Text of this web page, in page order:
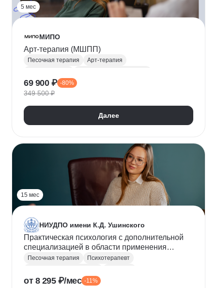
5 мес
МИПО
Арт-терапия (МШПП)
Песочная терапия
Арт-терапия
Терапия депрессии
69 900 ₽ -80%
349 500 ₽
Далее
15 мес
НИУДПО имени К.Д. Ушинского
Практическая психология с дополнительной
специализацией в области применения
психотерапевтических технологий (1840ч)
Песочная терапия
Психотерапевт
Психодиагностика
Социальная психология
от 8 295 ₽/мес -11%